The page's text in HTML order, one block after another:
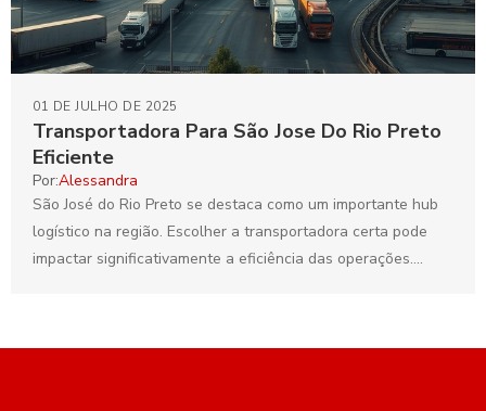
Transportadora Para São Jose Do Rio Preto
Eficiente
01 DE JULHO DE 2025
Por:Alessandra
São José do Rio Preto se destaca como um importante hub
logístico na região. Escolher a transportadora certa pode
impactar significativamente a eficiência das operações....